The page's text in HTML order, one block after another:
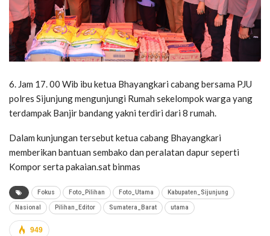
6. Jam 17. 00 Wib ibu ketua Bhayangkari cabang bersama PJU
polres Sijunjung mengunjungi Rumah sekelompok warga yang
terdampak Banjir bandang yakni terdiri dari 8 rumah.
Dalam kunjungan tersebut ketua cabang Bhayangkari
memberikan bantuan sembako dan peralatan dapur seperti
Kompor serta pakaian.sat binmas
Fokus Foto_Pilihan Foto_Utama Kabupaten_Sijunjung
Nasional Pilihan_Editor Sumatera_Barat utama
949